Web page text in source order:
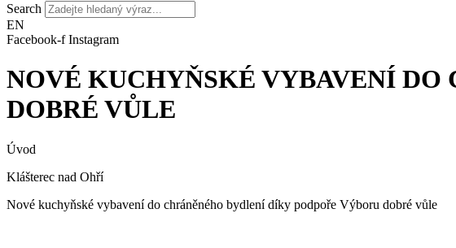
Search
EN
Facebook-f Instagram
NOVÉ KUCHYŇSKÉ VYBAVENÍ
DOBRÉ VŮLE
Úvod
Klášterec nad Ohří
Nové kuchyňské vybavení do chráněného bydlení díky podpoře Výboru dobré vůle